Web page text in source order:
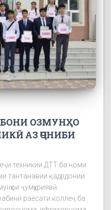
ОЗМУНҲО
АЗ ҶОНИБИ
техникии ДТТ ба номи
тантанавии қадрдонии
ҷумҳуриявӣ
раёсати коллеҷ ба